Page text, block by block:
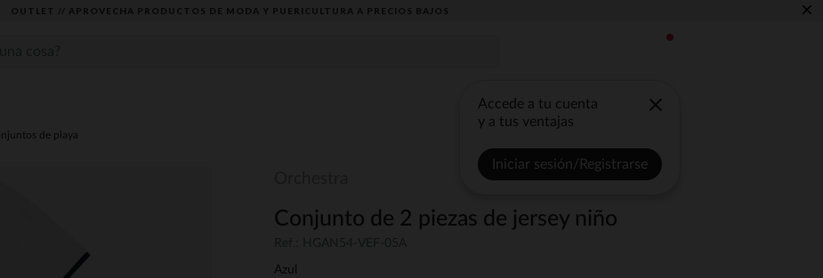
OUTLET // APROVECHA PRODUCTOS DE MODA Y PUERICULTURA A PRECIOS BAJOS ×
Accede a tu cuenta
y a tus ventajas
Iniciar sesión/Registrarse
de playa
Conjunto de 2 piezas de jersey niño
Azul